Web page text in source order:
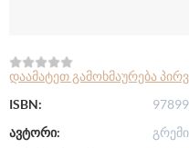
დაამატეთ გამოხმაურება
ISBN:
ავტორი: